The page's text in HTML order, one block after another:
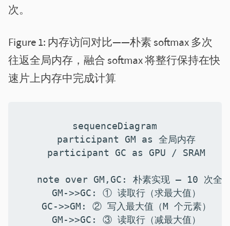
次。
Figure 1: 内存访问对比——朴素 softmax 多次
往返全局内存，融合 softmax 将整行保持在快
速片上内存中完成计算
sequenceDiagram
    participant GM as 全局内存
    participant GC as GPU / SRAM
note over GM,GC: 朴素实现 — 10 次全局
    GM->>GC: ① 读取行（求最大值）
    GC->>GM: ② 写入最大值（M 个元素）
    GM->>GC: ③ 读取行（减最大值）